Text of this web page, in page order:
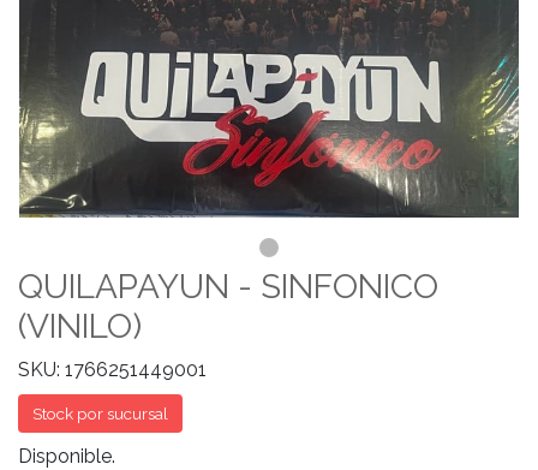
QUILAPAYUN - SINFONICO
(VINILO)
SKU: 1766251449001
Stock por sucursal
Disponible.